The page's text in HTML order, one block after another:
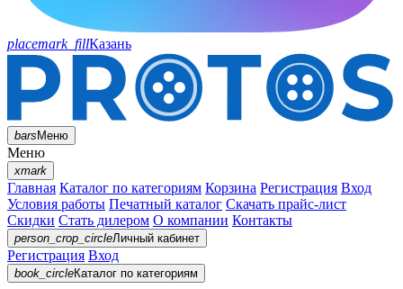
placemark_fillКазань
barsМеню
Меню
xmark
Главная Каталог по категориям Корзина Регистрация Вход
Условия работы Печатный каталог Скачать прайс-лист
Скидки Стать дилером О компании Контакты
person_crop_circleЛичный кабинет
Регистрация Вход
book_circleКаталог по категориям